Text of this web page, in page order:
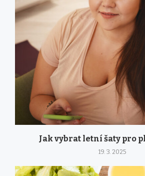
Jak vybrat letní šaty pro
19. 3. 2025